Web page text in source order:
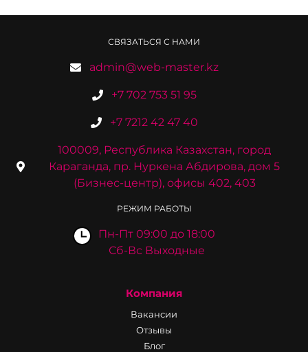
СВЯЗАТЬСЯ С НАМИ
admin@web-master.kz
+7 702 753 51 95
+7 7212 42 47 40
100009, Республика Казахстан, город
Караганда, пр. Нуркена Абдирова, дом 5
(Бизнес-центр), офисы 402, 403
РЕЖИМ РАБОТЫ
Пн-Пт 09:00 до 18:00
Сб-Вс Выходные
Компания
Вакансии
Отзывы
Блог